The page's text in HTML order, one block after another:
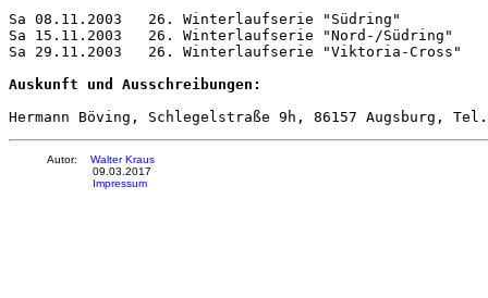
Sa 08.11.2003   26. Winterlaufserie "Südring"
Sa 15.11.2003   26. Winterlaufserie "Nord-/Südring"
Sa 29.11.2003   26. Winterlaufserie "Viktoria-Cross"
Auskunft und Ausschreibungen:
Autor: Walter Kraus
09.03.2017
Impressum